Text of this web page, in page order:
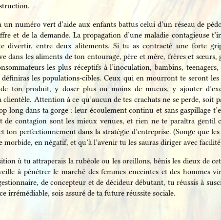
un numéro vert d’aide aux enfants battus celui d’un réseau de
et de la demande. La propagation d’une maladie contagieuse
divertir, entre deux alitements. Si tu as contracté une forte
dans les aliments de ton entourage, père et mère, frères et
les plus réceptifs à l’inoculation, bambins,
les populations-cibles. Ceux qui en mourront te seront
de ton produit, y doser plus ou moins de mucus, y ajouter
clientèle. Attention à ce qu’aucun de tes crachats ne se perde,
long dans ta gorge : leur écoulement continu et sans gaspillage
de contagion sont les mieux venues, et rien ne te paraîtra gentil
ton perfectionnement dans la stratégie d’entreprise. (Songe que
morbide, en négatif, et qu’à l’avenir tu les sauras diriger avec
ù tu attraperais la rubéole ou les oreillons, bénis les dieux de
à pénétrer le marché des femmes enceintes et des hommes
de concepteur et de décideur débutant, tu réussis à
irrémédiable, sois assuré de ta future réussite sociale.